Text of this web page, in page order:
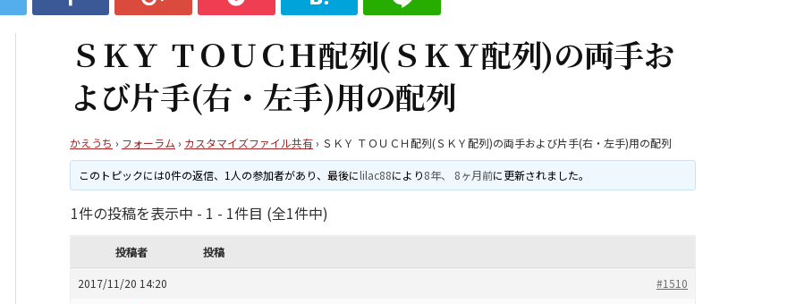
ＳＫＹ ＴＯＵＣＨ配列(ＳＫＹ配列)の両手お
よび片手(右・左手)用の配列
かえうち › フォーラム › カスタマイズファイル共有 › ＳＫＹ ＴＯＵＣＨ配列(ＳＫＹ配列)の両手および片手(右・左手)用の配列
このトピックには0件の返信、1人の参加者があり、最後にlilac88により8年、 8ヶ月前に更新されました。
1件の投稿を表示中 - 1 - 1件目 (全1件中)
投稿者 投稿
2017/11/20 14:20
#1510